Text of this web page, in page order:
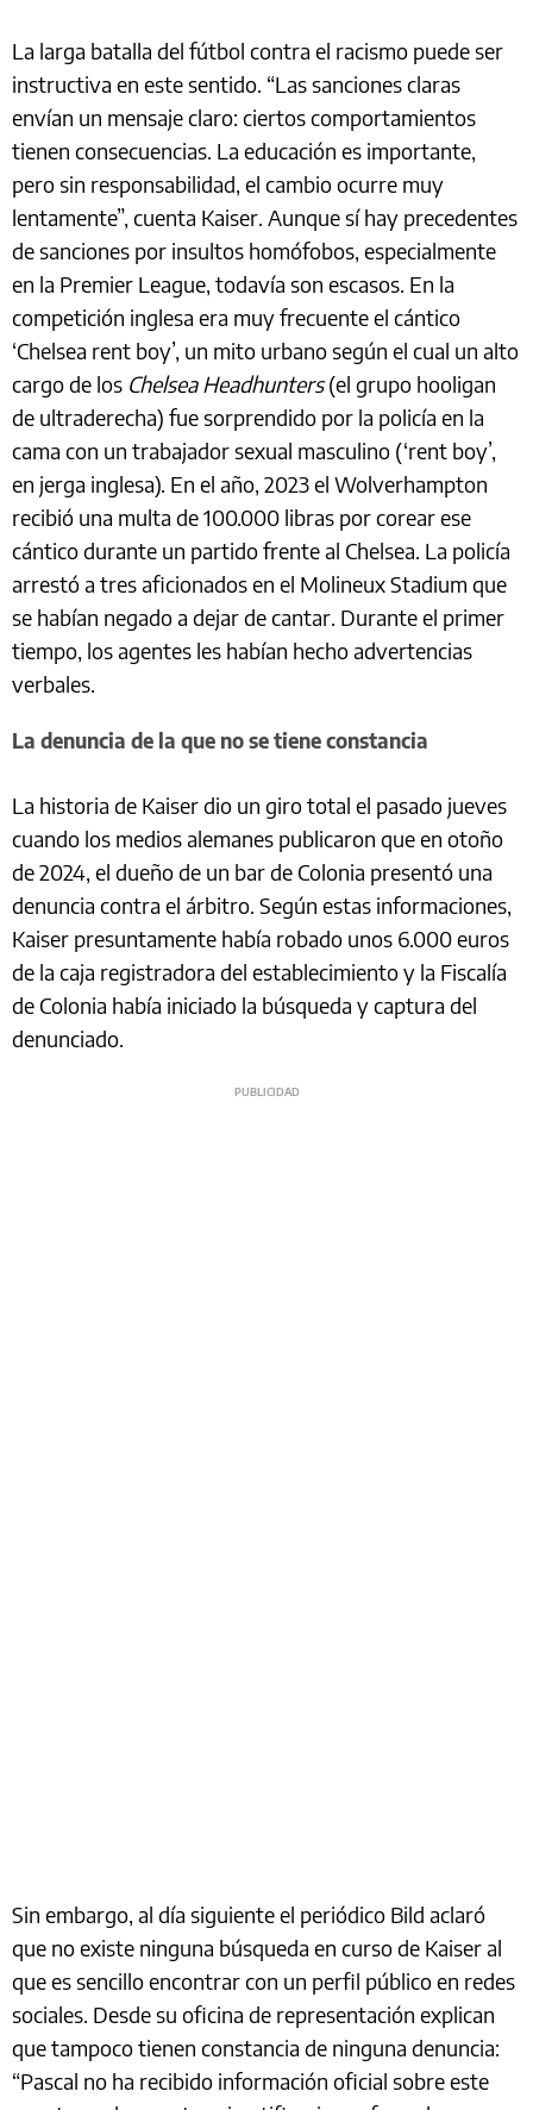
La larga batalla del fútbol contra el racismo puede ser
instructiva en este sentido. “Las sanciones claras
envían un mensaje claro: ciertos comportamientos
tienen consecuencias. La educación es importante,
pero sin responsabilidad, el cambio ocurre muy
lentamente”, cuenta Kaiser. Aunque sí hay precedentes
de sanciones por insultos homófobos, especialmente
en la Premier League, todavía son escasos. En la
competición inglesa era muy frecuente el cántico
‘Chelsea rent boy’, un mito urbano según el cual un alto
cargo de los Chelsea Headhunters(el grupo hooligan
de ultraderecha) fue sorprendido por la policía en la
cama con un trabajador sexual masculino (‘rent boy’,
en jerga inglesa). En el año, 2023 el Wolverhampton
recibió una multa de 100.000 libras por corear ese
cántico durante un partido frente al Chelsea. La policía
arrestó a tres aficionados en el Molineux Stadium que
se habían negado a dejar de cantar. Durante el primer
tiempo, los agentes les habían hecho advertencias
verbales.
La denuncia de la que no se tiene constancia
La historia de Kaiser dio un giro total el pasado jueves
cuando los medios alemanes publicaron que en otoño
de 2024, el dueño de un bar de Colonia presentó una
denuncia contra el árbitro. Según estas informaciones,
Kaiser presuntamente había robado unos 6.000 euros
de la caja registradora del establecimiento y la Fiscalía
de Colonia había iniciado la búsqueda y captura del
denunciado.
Sin embargo, al día siguiente el periódico Bild aclaró
que no existe ninguna búsqueda en curso de Kaiser al
que es sencillo encontrar con un perfil público en redes
sociales. Desde su oficina de representación explican
que tampoco tienen constancia de ninguna denuncia:
“Pascal no ha recibido información oficial sobre este